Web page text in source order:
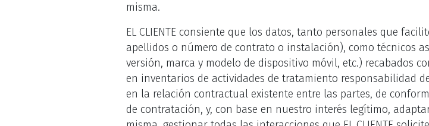
misma.
EL CLIENTE consiente que los datos, tanto personales que
apellidos o número de contrato o instalación), como técnicos
versión, marca y modelo de dispositivo móvil, etc.) recabados
en inventarios de actividades de tratamiento responsabilidad
en la relación contractual existente entre las partes, de
de contratación, y, con base en nuestro interés legítimo,